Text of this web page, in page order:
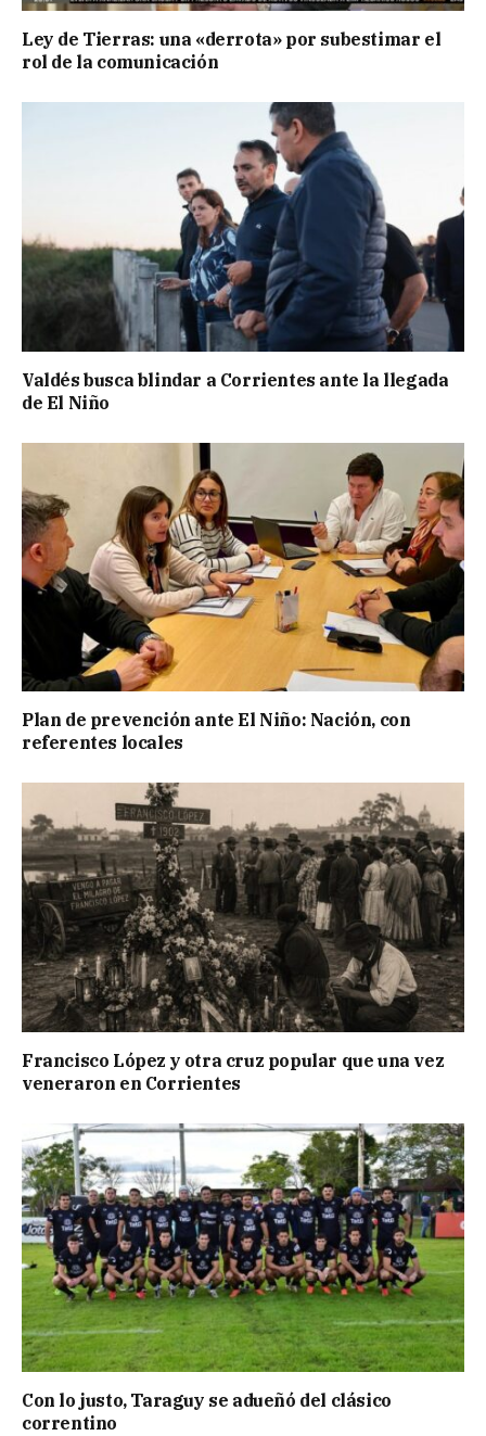
Ley de Tierras: una «derrota» por subestimar el
rol de la comunicación
Valdés busca blindar a Corrientes ante la llegada
de El Niño
Plan de prevención ante El Niño: Nación, con
referentes locales
Francisco López y otra cruz popular que una vez
veneraron en Corrientes
Con lo justo, Taraguy se adueñó del clásico
correntino